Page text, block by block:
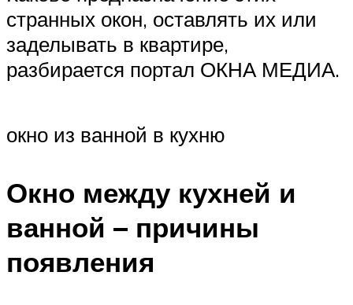
странных окон, оставлять их или
заделывать в квартире,
разбирается портал ОКНА МЕДИА.
окно из ванной в кухню
Окно между кухней и
ванной – причины
появления